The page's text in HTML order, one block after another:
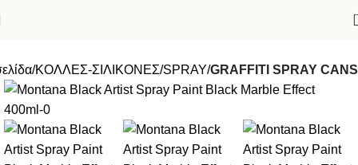
ΚΟΛΛΕΣ-ΣΙΛΙΚΟΝΕΣ SPRAY GRAFFITI SPRAY CANS
-4%